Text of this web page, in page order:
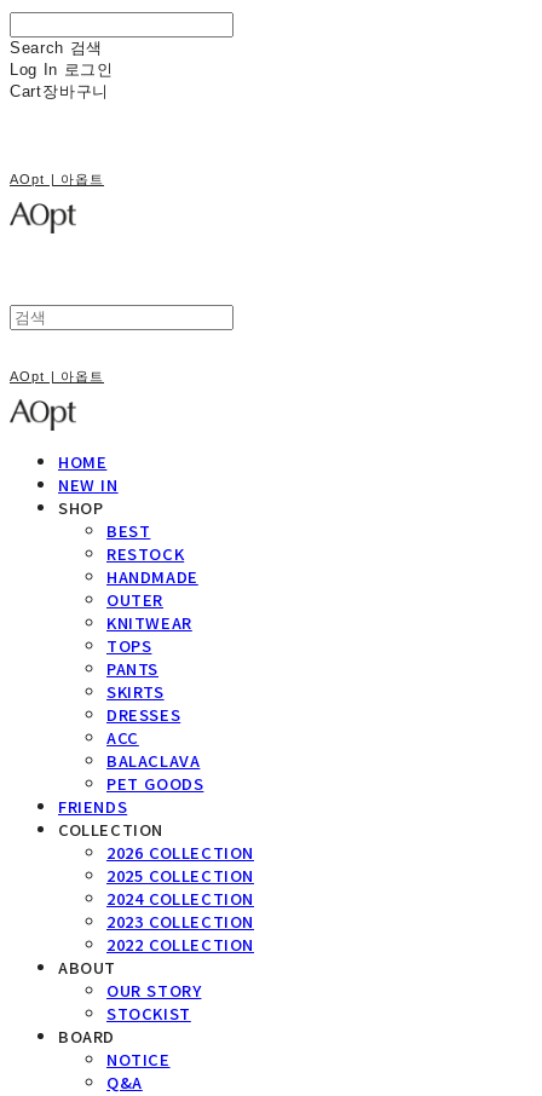
Search 검색
Log In 로그인
Cart장바구니
AOpt | 아옵트
AOpt | 아옵트
HOME
NEW IN
SHOP
BEST
RESTOCK
HANDMADE
OUTER
KNITWEAR
TOPS
PANTS
SKIRTS
DRESSES
ACC
BALACLAVA
PET GOODS
FRIENDS
COLLECTION
2026 COLLECTION
2025 COLLECTION
2024 COLLECTION
2023 COLLECTION
2022 COLLECTION
ABOUT
OUR STORY
STOCKIST
BOARD
NOTICE
Q&A